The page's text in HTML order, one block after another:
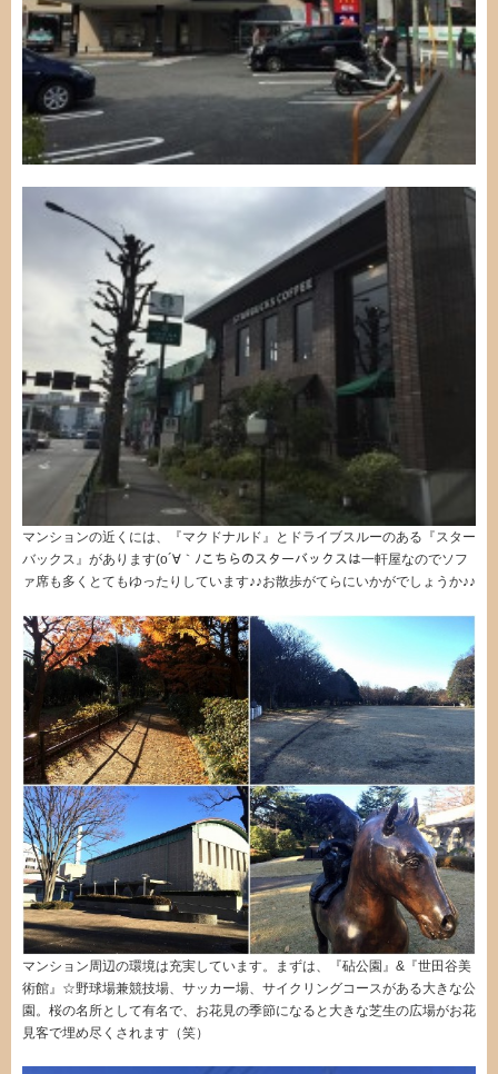
マンションの近くには、『マクドナルド』とドライブスルーのある『スター
バックス』があります(o´∀｀ﾉこちらのスターバックスは一軒屋なのでソフ
ァ席も多くとてもゆったりしています♪♪お散歩がてらにいかがでしょうか♪♪
マンション周辺の環境は充実しています。まずは、『砧公園』&『世田谷美
術館』☆野球場兼競技場、サッカー場、サイクリングコースがある大きな公
園。桜の名所として有名で、お花見の季節になると大きな芝生の広場がお花
見客で埋め尽くされます（笑）